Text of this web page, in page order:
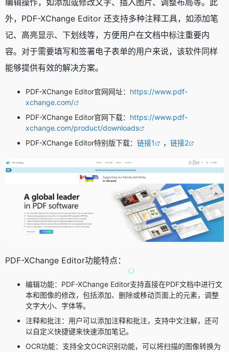
外，PDF-XChange Editor 还支持多种注释工具，如添加笔
记、高亮显示、下划线等，方便用户在文档中标注重要内
容。对于需要填写和签署电子表单的用户来说，该软件同样
能够提供有效的解决方案。
PDF-XChange Editor官网网址： https://www.pdf-
xchange.com/
PDF-XChange Editor官网下载： https://www.pdf-
xchange.com/product/downloads
PDF-XChange Editor特别版下载： 链接1 ， 链接2
PDF-XChange Editor功能特点：
编辑功能：PDF-XChange Editor支持直接在PDF文档中进行文
本和图像的修改，包括添加、删除或移动页面上的元素，调整
文字大小、字体等。
注释和批注：用户可以添加注释和批注，支持中文注解，还可
以自定义快捷键来快速添加笔记。
OCR功能：支持全文OCR识别功能，可以将扫描的图像转换为